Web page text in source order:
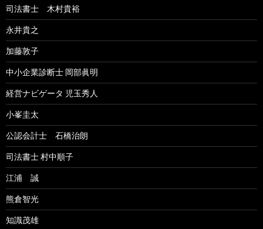
司法書士 木村貴裕
永井貴之
加藤敦子
中小企業診断士 岡部眞明
経営ナビゲータ 児玉秀人
小峯圭太
公認会計士 石橋治朗
司法書士 村中順子
江浦 誠
熊倉智光
知識茂雄